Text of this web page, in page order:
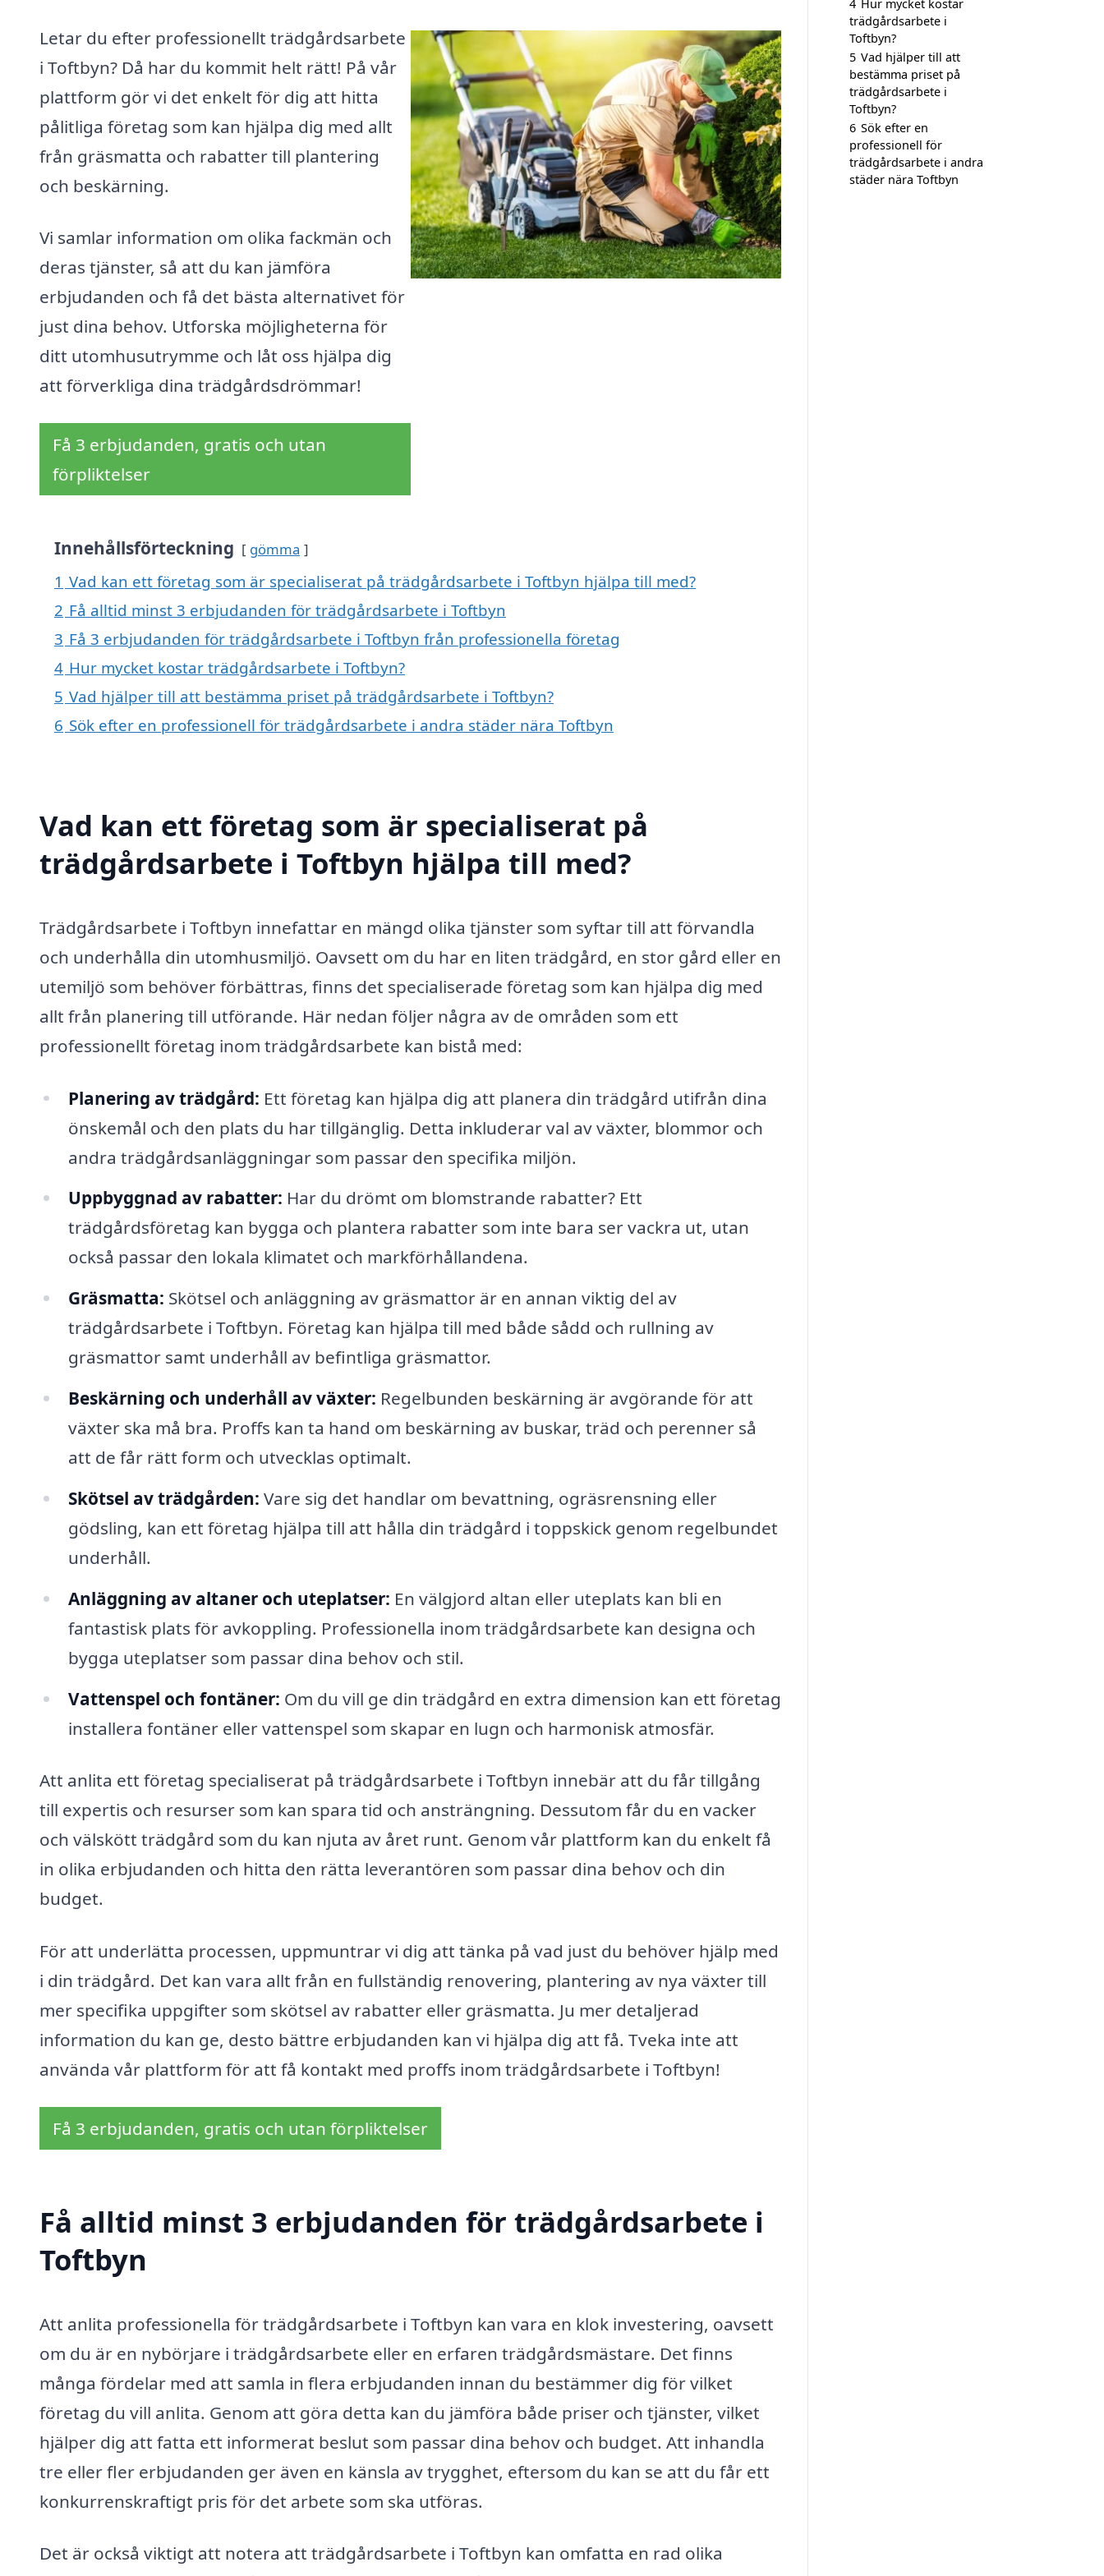
Letar du efter professionellt trädgårdsarbete
i Toftbyn? Då har du kommit helt rätt! På vår
plattform gör vi det enkelt för dig att hitta
pålitliga företag som kan hjälpa dig med allt
från gräsmatta och rabatter till plantering
och beskärning.
Vi samlar information om olika fackmän och
deras tjänster, så att du kan jämföra
erbjudanden och få det bästa alternativet för
just dina behov. Utforska möjligheterna för
ditt utomhusutrymme och låt oss hjälpa dig
att förverkliga dina trädgårdsdrömmar!
Få 3 erbjudanden, gratis och utan
förpliktelser
Innehållsförteckning gömma
1 Vad kan ett företag som är specialiserat på trädgårdsarbete i Toftbyn hjälpa till med?
2 Få alltid minst 3 erbjudanden för trädgårdsarbete i Toftbyn
3 Få 3 erbjudanden för trädgårdsarbete i Toftbyn från professionella företag
4 Hur mycket kostar trädgårdsarbete i Toftbyn?
5 Vad hjälper till att bestämma priset på trädgårdsarbete i Toftbyn?
6 Sök efter en professionell för trädgårdsarbete i andra städer nära Toftbyn
Vad kan ett företag som är specialiserat på
trädgårdsarbete i Toftbyn hjälpa till med?
Trädgårdsarbete i Toftbyn innefattar en mängd olika tjänster som syftar till att förvandla
och underhålla din utomhusmiljö. Oavsett om du har en liten trädgård, en stor gård eller en
utemiljö som behöver förbättras, finns det specialiserade företag som kan hjälpa dig med
allt från planering till utförande. Här nedan följer några av de områden som ett
professionellt företag inom trädgårdsarbete kan bistå med:
Planering av trädgård: Ett företag kan hjälpa dig att planera din trädgård utifrån dina
önskemål och den plats du har tillgänglig. Detta inkluderar val av växter, blommor och
andra trädgårdsanläggningar som passar den specifika miljön.
Uppbyggnad av rabatter: Har du drömt om blomstrande rabatter? Ett
trädgårdsföretag kan bygga och plantera rabatter som inte bara ser vackra ut, utan
också passar den lokala klimatet och markförhållandena.
Gräsmatta: Skötsel och anläggning av gräsmattor är en annan viktig del av
trädgårdsarbete i Toftbyn. Företag kan hjälpa till med både sådd och rullning av
gräsmattor samt underhåll av befintliga gräsmattor.
Beskärning och underhåll av växter: Regelbunden beskärning är avgörande för att
växter ska må bra. Proffs kan ta hand om beskärning av buskar, träd och perenner så
att de får rätt form och utvecklas optimalt.
Skötsel av trädgården: Vare sig det handlar om bevattning, ogräsrensning eller
gödsling, kan ett företag hjälpa till att hålla din trädgård i toppskick genom regelbundet
underhåll.
Anläggning av altaner och uteplatser: En välgjord altan eller uteplats kan bli en
fantastisk plats för avkoppling. Professionella inom trädgårdsarbete kan designa och
bygga uteplatser som passar dina behov och stil.
Vattenspel och fontäner: Om du vill ge din trädgård en extra dimension kan ett företag
installera fontäner eller vattenspel som skapar en lugn och harmonisk atmosfär.
Att anlita ett företag specialiserat på trädgårdsarbete i Toftbyn innebär att du får tillgång
till expertis och resurser som kan spara tid och ansträngning. Dessutom får du en vacker
och välskött trädgård som du kan njuta av året runt. Genom vår plattform kan du enkelt få
in olika erbjudanden och hitta den rätta leverantören som passar dina behov och din
budget.
För att underlätta processen, uppmuntrar vi dig att tänka på vad just du behöver hjälp med
i din trädgård. Det kan vara allt från en fullständig renovering, plantering av nya växter till
mer specifika uppgifter som skötsel av rabatter eller gräsmatta. Ju mer detaljerad
information du kan ge, desto bättre erbjudanden kan vi hjälpa dig att få. Tveka inte att
använda vår plattform för att få kontakt med proffs inom trädgårdsarbete i Toftbyn!
Få 3 erbjudanden, gratis och utan förpliktelser
Få alltid minst 3 erbjudanden för trädgårdsarbete i
Toftbyn
Att anlita professionella för trädgårdsarbete i Toftbyn kan vara en klok investering, oavsett
om du är en nybörjare i trädgårdsarbete eller en erfaren trädgårdsmästare. Det finns
många fördelar med att samla in flera erbjudanden innan du bestämmer dig för vilket
företag du vill anlita. Genom att göra detta kan du jämföra både priser och tjänster, vilket
hjälper dig att fatta ett informerat beslut som passar dina behov och budget. Att inhandla
tre eller fler erbjudanden ger även en känsla av trygghet, eftersom du kan se att du får ett
konkurrenskraftigt pris för det arbete som ska utföras.
Det är också viktigt att notera att trädgårdsarbete i Toftbyn kan omfatta en rad olika
4 Hur mycket kostar
trädgårdsarbete i
Toftbyn?
5 Vad hjälper till att
bestämma priset på
trädgårdsarbete i
Toftbyn?
6 Sök efter en
professionell för
trädgårdsarbete i andra
städer nära Toftbyn